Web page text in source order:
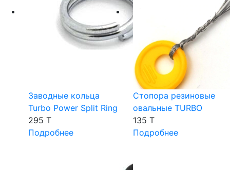
Заводные кольца
Turbo Power Split Ring
295 T
Подробнее
Стопора резиновые
овальные TURBO
135 T
Подробнее